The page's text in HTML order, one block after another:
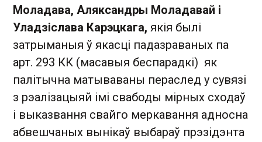
Моладава, Аляксандры Моладавай і
Уладзіслава Карэцкага, якія былі
затрыманыя ў якасці падазраваных па
арт. 293 КК (масавыя беспарадкі) як
палітычна матываваны пераслед у сувязі
з рэалізацыяй імі свабоды мірных сходаў
і выказвання свайго меркавання адносна
абвешчаных вынікаў выбараў прэзідэнта